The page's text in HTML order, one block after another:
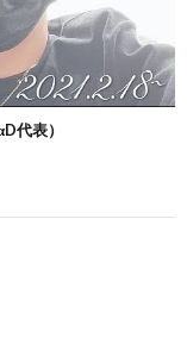
代表）